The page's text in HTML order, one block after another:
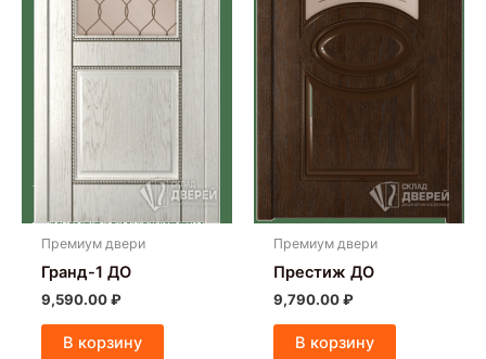
Премиум двери
Гранд-1 ДО
9,590.00₽
В корзину
Премиум двери
Престиж ДО
9,790.00₽
В корзину